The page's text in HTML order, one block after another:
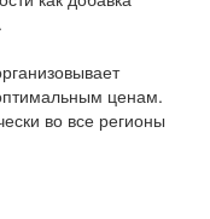
ценам.
во все регионы